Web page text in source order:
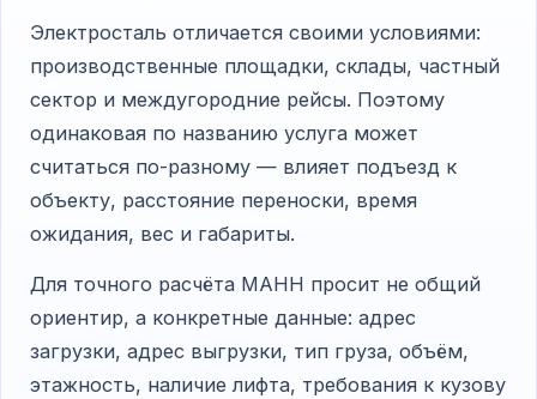
Электросталь отличается своими условиями:
производственные площадки, склады, частный
сектор и междугородние рейсы. Поэтому
одинаковая по названию услуга может
считаться по-разному — влияет подъезд к
объекту, расстояние переноски, время
ожидания, вес и габариты.
Для точного расчёта МАНН просит не общий
ориентир, а конкретные данные: адрес
загрузки, адрес выгрузки, тип груза, объём,
этажность, наличие лифта, требования к кузову